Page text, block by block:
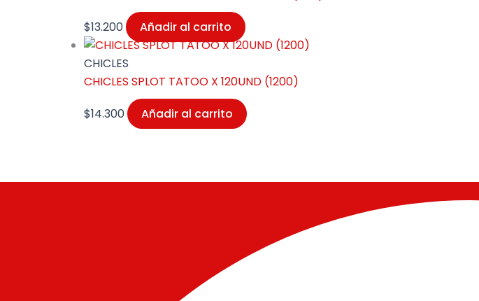
$13.200 Añadir al carrito
CHICLES
CHICLES SPLOT TATOO X 120UND (1200)
$14.300 Añadir al carrito